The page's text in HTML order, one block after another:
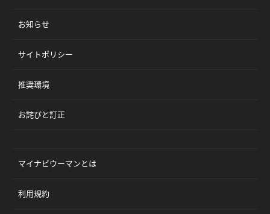
お知らせ
サイトポリシー
推奨環境
お詫びと訂正
マイナビウーマンとは
利用規約